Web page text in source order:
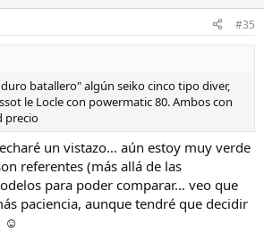
#35
batallero" algún seiko cinco tipo diver,
le Locle con powermatic 80. Ambos con
precio
un vistazo… aún estoy muy verde
referentes (más allá de las
para poder comparar… veo que
paciencia, aunque tendré que decidir
☺️